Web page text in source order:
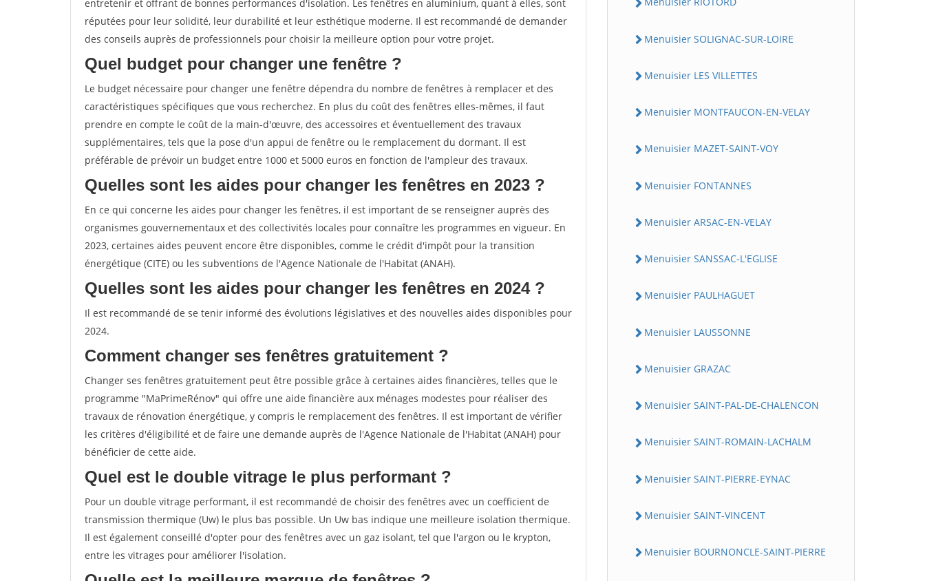
entretenir et offrant de bonnes performances d'isolation. Les fenêtres en aluminium, quant à elles, sont
réputées pour leur solidité, leur durabilité et leur esthétique moderne. Il est recommandé de demander
des conseils auprès de professionnels pour choisir la meilleure option pour votre projet.
Quel budget pour changer une fenêtre ?
Le budget nécessaire pour changer une fenêtre dépendra du nombre de fenêtres à remplacer et des
caractéristiques spécifiques que vous recherchez. En plus du coût des fenêtres elles-mêmes, il faut
prendre en compte le coût de la main-d'œuvre, des accessoires et éventuellement des travaux
supplémentaires, tels que la pose d'un appui de fenêtre ou le remplacement du dormant. Il est
préférable de prévoir un budget entre 1000 et 5000 euros en fonction de l'ampleur des travaux.
Quelles sont les aides pour changer les fenêtres en 2023 ?
En ce qui concerne les aides pour changer les fenêtres, il est important de se renseigner auprès des
organismes gouvernementaux et des collectivités locales pour connaître les programmes en vigueur. En
2023, certaines aides peuvent encore être disponibles, comme le crédit d'impôt pour la transition
énergétique (CITE) ou les subventions de l'Agence Nationale de l'Habitat (ANAH).
Quelles sont les aides pour changer les fenêtres en 2024 ?
Il est recommandé de se tenir informé des évolutions législatives et des nouvelles aides disponibles pour
2024.
Comment changer ses fenêtres gratuitement ?
Changer ses fenêtres gratuitement peut être possible grâce à certaines aides financières, telles que le
programme "MaPrimeRénov" qui offre une aide financière aux ménages modestes pour réaliser des
travaux de rénovation énergétique, y compris le remplacement des fenêtres. Il est important de vérifier
les critères d'éligibilité et de faire une demande auprès de l'Agence Nationale de l'Habitat (ANAH) pour
bénéficier de cette aide.
Quel est le double vitrage le plus performant ?
Pour un double vitrage performant, il est recommandé de choisir des fenêtres avec un coefficient de
transmission thermique (Uw) le plus bas possible. Un Uw bas indique une meilleure isolation thermique.
Il est également conseillé d'opter pour des fenêtres avec un gaz isolant, tel que l'argon ou le krypton,
entre les vitrages pour améliorer l'isolation.
Menuisier SOLIGNAC-SUR-LOIRE
Menuisier LES VILLETTES
Menuisier MONTFAUCON-EN-VELAY
Menuisier MAZET-SAINT-VOY
Menuisier FONTANNES
Menuisier ARSAC-EN-VELAY
Menuisier SANSSAC-L'EGLISE
Menuisier PAULHAGUET
Menuisier LAUSSONNE
Menuisier GRAZAC
Menuisier SAINT-PAL-DE-CHALENCON
Menuisier SAINT-ROMAIN-LACHALM
Menuisier SAINT-PIERRE-EYNAC
Menuisier SAINT-VINCENT
Menuisier BOURNONCLE-SAINT-PIERRE